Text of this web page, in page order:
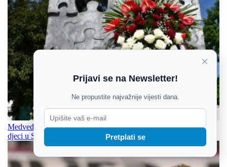
Medved najoštrije osudio vandalizam nad spomenikom ubijenoj
djeci u Slavonskom Brodu
×
Prijavi se na Newsletter!
Ne propustite najvažnije vijesti dana.
Pretplati se